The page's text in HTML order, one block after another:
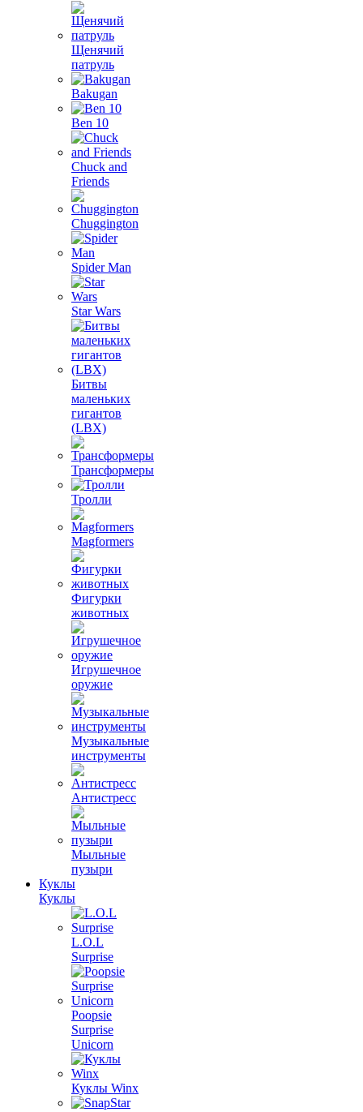
Щенячий
патруль
Bakugan
Ben 10
Chuck and
Friends
Chuggington
Spider Man
Star Wars
Битвы
маленьких
гигантов
(LBX)
Трансформеры
Тролли
Magformers
Фигурки
животных
Игрушечное
оружие
Музыкальные
инструменты
Антистресс
Мыльные
пузыри
Куклы
Куклы
L.O.L
Surprise
Poopsie
Surprise
Unicorn
Куклы Winx